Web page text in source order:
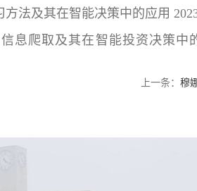
法及其在智能决策中的应用
息爬取及其在智能投资决策中
上一条： 穆